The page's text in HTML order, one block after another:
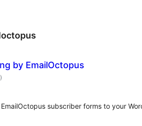
by EmailOctopus
total
de
)
subscriber forms to your